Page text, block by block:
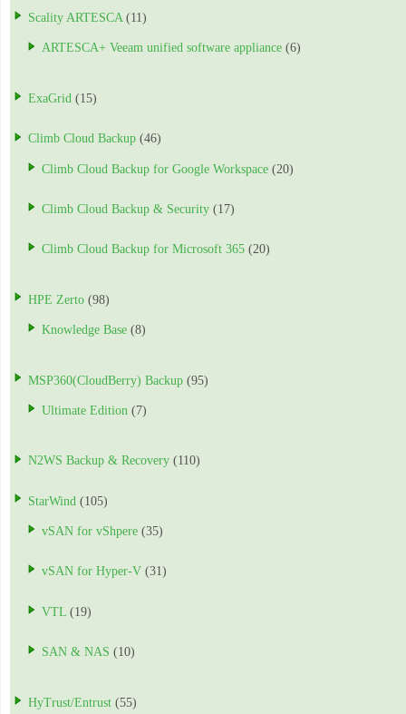
Scality ARTESCA(11)
ARTESCA+ Veeam unified software appliance (6)
ExaGrid (15)
Climb Cloud Backup (46)
Climb Cloud Backup for Google Workspace (20)
Climb Cloud Backup & Security (17)
Climb Cloud Backup for Microsoft 365 (20)
HPE Zerto (98)
Knowledge Base (8)
MSP360(CloudBerry) Backup (95)
Ultimate Edition (7)
N2WS Backup & Recovery (110)
StarWind (105)
vSAN for vShpere (35)
vSAN for Hyper-V (31)
VTL (19)
SAN & NAS (10)
HyTrust/Entrust (55)